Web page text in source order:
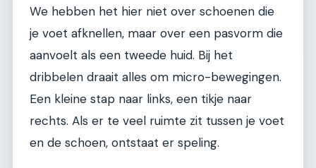
We hebben het hier niet over schoenen die
je voet afknellen, maar over een pasvorm die
aanvoelt als een tweede huid. Bij het
dribbelen draait alles om micro-bewegingen.
Een kleine stap naar links, een tikje naar
rechts. Als er te veel ruimte zit tussen je voet
en de schoen, ontstaat er speling.